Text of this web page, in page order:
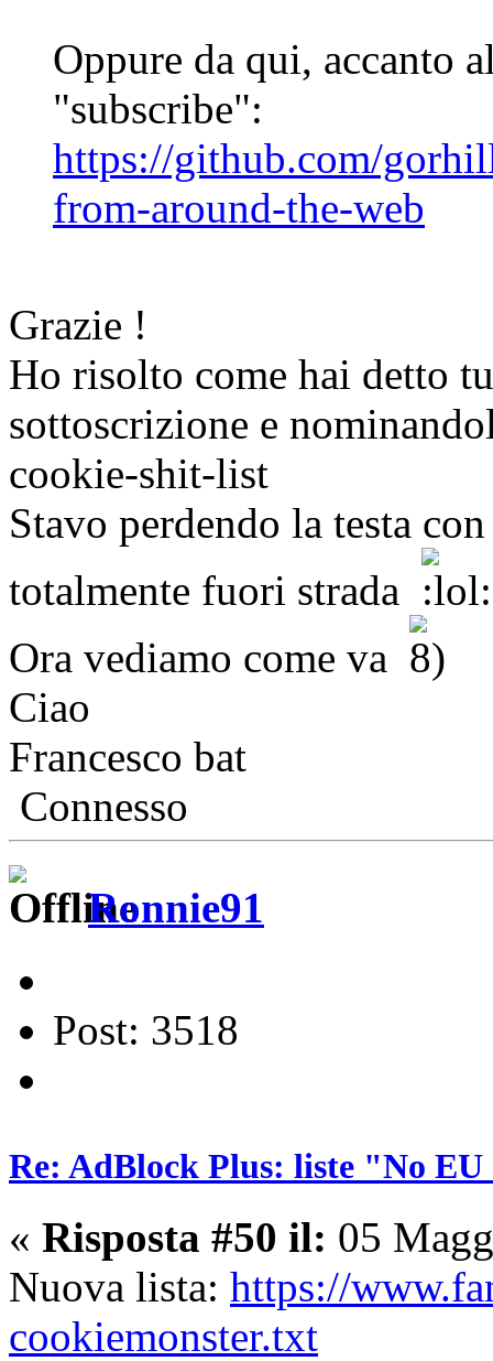
Oppure da qui, accanto
"subscribe":
https://github.com/
from-around-the-web
Grazie !
Ho risolto come hai detto
sottoscrizione e
cookie-shit-list
Stavo perdendo la testa
totalmente fuori strada
Ora vediamo come va
Ciao
Francesco bat
Connesso
Ronnie91
Post: 3518
Re: AdBlock Plus: liste "No
« Risposta #50 il: 05
Nuova lista: https://
cookiemonster.txt